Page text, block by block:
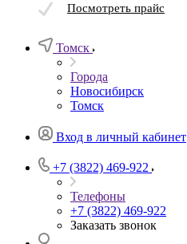
Посмотреть прайс
Томск
Города
Новосибирск
Томск
Вход в личный кабинет
+7 (3822) 469-922
Телефоны
+7 (3822) 469-922
Заказать звонок